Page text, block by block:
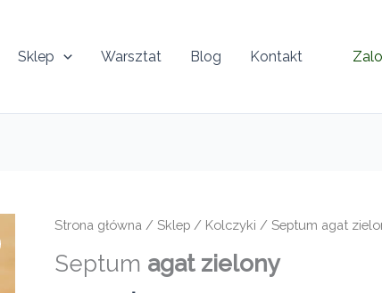
Sklep Warsztat Blog Kontakt
Strona główna /Sklep / Kolczyki / Septum agat
Septum agat zielony